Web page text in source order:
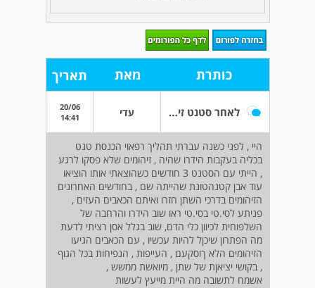
כותרת מאת תאריך
לאחר סטנט זיהומים חוזרים דימום בשתן עדי
20/06
14:41
היי , לפני כשנה עברתי תהליך רפאוי הכנסת טנט
בכליה בעקבות הידרו שהיה , זיהומים שלא פסקו לרגע
, הייתי עם הסטנט 3 חודשים כשהוצאתי אותו הוציאו
עוד אבן קטנהטונת שהייתה שם , בחודשים האחרונים
הזיהומים בדרכי השתן חזרו ואיתם הכאבים העזים ,
פניתע לסי.טי בסי.טי ראו שוב הידרו והרחבה של
השלפוחית לכיוון כלי הדם, שוב בגלל אסן רציתי לדעת
מה הפתרון שיכןל להיות עכשיו , עם הכאבים הגיעו
הזיהומים הלא ךוסקעם , העייפות , הנפיחות בכל הגוף
, בקושי יציאןת של שתן , מיואשת ממשש ,
אשמח לתשובה מה היית מייעץ לעשות